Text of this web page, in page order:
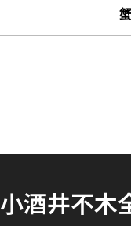
小酒井不木